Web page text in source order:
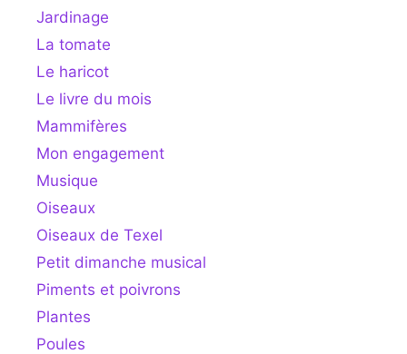
Jardinage
La tomate
Le haricot
Le livre du mois
Mammifères
Mon engagement
Musique
Oiseaux
Oiseaux de Texel
Petit dimanche musical
Piments et poivrons
Plantes
Poules